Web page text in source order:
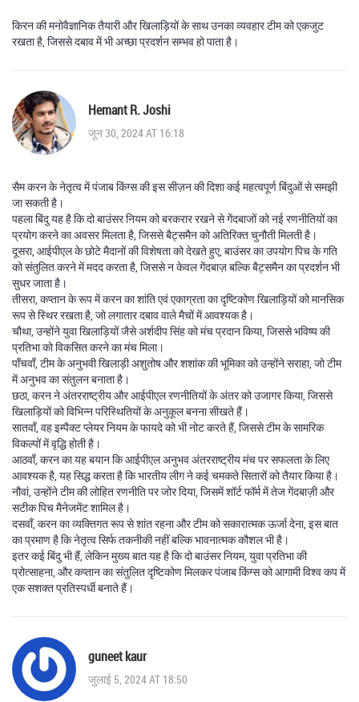
किरन की मनोवैज्ञानिक तैयारी और खिलाड़ियों के साथ उनका व्यवहार टीम को एकजुट
रखता है, जिससे दबाव में भी अच्छा प्रदर्शन सम्भव हो पाता है।
Hemant R. Joshi
जून 30, 2024 AT 16:18
सैम करन के नेतृत्व में पंजाब किंग्स की इस सीज़न की दिशा कई महत्वपूर्ण बिंदुओं से समझी
जा सकती है।
पहला बिंदु यह है कि दो बाउंसर नियम को बरकरार रखने से गेंदबाजों को नई रणनीतियों का
प्रयोग करने का अवसर मिलता है, जिससे बैट्समैन को अतिरिक्त चुनौती मिलती है।
दूसरा, आईपीएल के छोटे मैदानों की विशेषता को देखते हुए, बाउंसर का उपयोग पिच के गति
को संतुलित करने में मदद करता है, जिससे न केवल गेंदबाज़ बल्कि बैट्समैन का प्रदर्शन भी
सुधर जाता है।
तीसरा, कप्तान के रूप में करन का शांति एवं एकाग्रता का दृष्टिकोण खिलाड़ियों को मानसिक
रूप से स्थिर रखता है, जो लगातार दबाव वाले मैचों में आवश्यक है।
चौथा, उन्होंने युवा खिलाड़ियों जैसे अर्शदीप सिंह को मंच प्रदान किया, जिससे भविष्य की
प्रतिभा को विकसित करने का मंच मिला।
पाँचवाँ, टीम के अनुभवी खिलाड़ी अशुतोष और शशांक की भूमिका को उन्होंने सराहा, जो टीम
में अनुभव का संतुलन बनाता है।
छठा, करन ने अंतरराष्ट्रीय और आईपीएल रणनीतियों के अंतर को उजागर किया, जिससे
खिलाड़ियों को विभिन्न परिस्थितियों के अनुकूल बनना सीखते हैं।
सातवाँ, वह इम्पैक्ट प्लेयर नियम के फायदे को भी नोट करते हैं, जिससे टीम के सामरिक
विकल्पों में वृद्धि होती है।
आठवाँ, करन का यह बयान कि आईपीएल अनुभव अंतरराष्ट्रीय मंच पर सफलता के लिए
आवश्यक है, यह सिद्ध करता है कि भारतीय लीग ने कई चमकते सितारों को तैयार किया है।
नौवां, उन्होंने टीम की लोहित रणनीति पर जोर दिया, जिसमें शॉर्ट फॉर्म में तेज गेंदबाज़ी और
सटीक पिच मैनेजमेंट शामिल है।
दसवाँ, करन का व्यक्तिगत रूप से शांत रहना और टीम को सकारात्मक ऊर्जा देना, इस बात
का प्रमाण है कि नेतृत्व सिर्फ तकनीकी नहीं बल्कि भावनात्मक कौशल भी है।
इतर कई बिंदु भी हैं, लेकिन मुख्य बात यह है कि दो बाउंसर नियम, युवा प्रतिभा की
प्रोत्साहना, और कप्तान का संतुलित दृष्टिकोण मिलकर पंजाब किंग्स को आगामी विश्व कप में
एक सशक्त प्रतिस्पर्धी बनाते हैं।
guneet kaur
जुलाई 5, 2024 AT 18:50